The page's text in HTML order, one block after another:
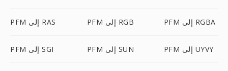
PFM إلى RAS PFM إلى RGB PFM إلى RGBA
PFM إلى SGI PFM إلى SUN PFM إلى UYVY